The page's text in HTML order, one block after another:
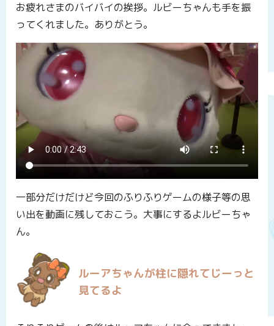
お疲れさまのバイバイの挨拶。ルビーちゃんも手を振
ってくれました。ありがとう。
一部分だけだけど今回のふりふりゲームの様子等の思
い出を動画に残しておこう。大事にするよルビーちゃ
ん。
ルーアちゃんが柱に隠れてじーっと
見てるよ